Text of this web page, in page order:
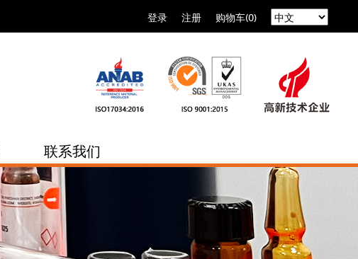
登录 注册 购物车(0)
联系我们